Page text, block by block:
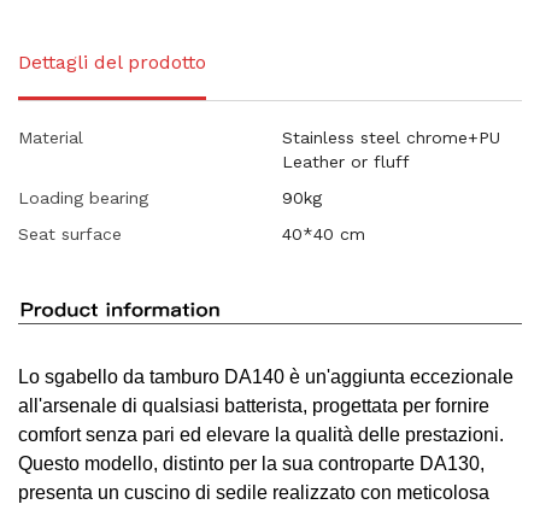
Dettagli del prodotto
Material
Stainless steel chrome+PU
Leather or fluff
Loading bearing
90kg
Seat surface
40*40 cm